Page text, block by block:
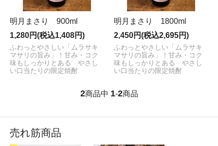
明月まさり 900ml
1,280円(税込1,408円)
ふわっとやさしい「ムラサキ
マサリの旨み」！甘み・コク
味もしっかりとある やさし
い口当たりの限定焼酎
明月まさり 1800ml
2,450円(税込2,695円)
ふわっとやさしい「ムラサキ
マサリの旨み」！甘み・コク
味もしっかりとある やさし
い口当たりの限定焼酎
2商品中 1-2商品
売れ筋商品